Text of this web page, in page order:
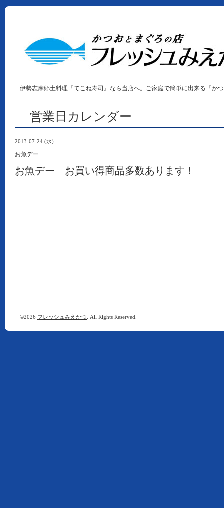
伊勢志摩郷土料理『てこね寿司』なら当店へ。ご家庭で簡単に出来る『か
営業日カレンダー
2013-07-24 (水)
お魚デー
お魚デー お買い得商品多数あります！
©2026 フレッシュみえかつ . All Rights Reserved.